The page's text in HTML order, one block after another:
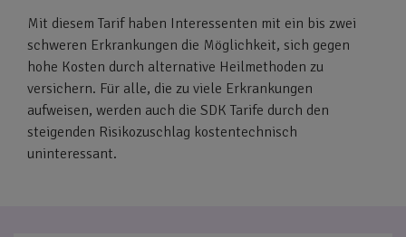
Mit diesem Tarif haben Interessenten mit ein bis zwei
schweren Erkrankungen die Möglichkeit, sich gegen
hohe Kosten durch alternative Heilmethoden zu
versichern. Für alle, die zu viele Erkrankungen
aufweisen, werden auch die SDK Tarife durch den
steigenden Risikozuschlag kostentechnisch
uninteressant.